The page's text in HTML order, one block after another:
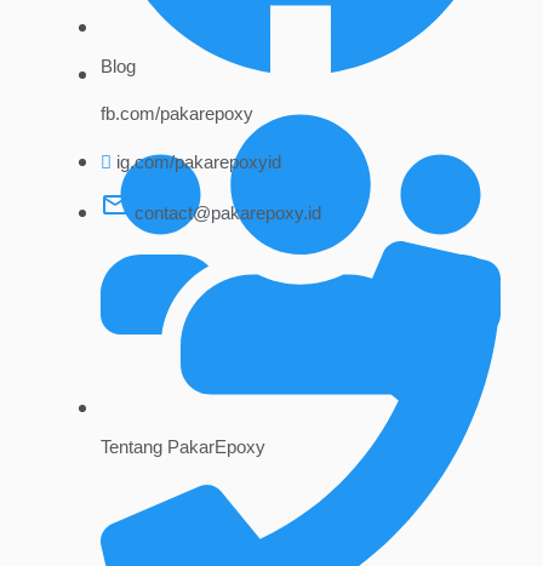
Blog
Tentang PakarEpoxy
fb.com/pakarepoxy
ig.com/pakarepoxyid
contact@pakarepoxy.id